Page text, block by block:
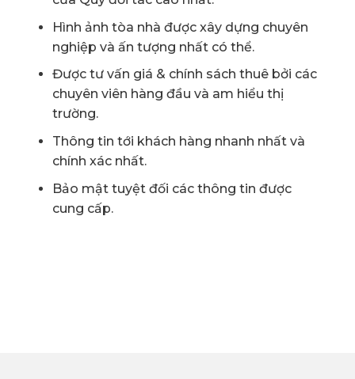
Hình ảnh tòa nhà được xây dựng chuyên
nghiệp và ấn tượng nhất có thể.
Được tư vấn giá & chính sách thuê bởi các
chuyên viên hàng đầu và am hiểu thị
trường.
Thông tin tới khách hàng nhanh nhất và
chính xác nhất.
Bảo mật tuyệt đối các thông tin được
cung cấp.